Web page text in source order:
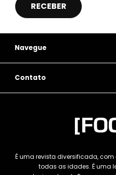
Navegue
Contato
É uma revista diversificada,
todas as idades. É uma